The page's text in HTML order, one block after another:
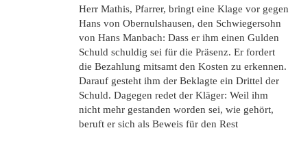
Herr Mathis, Pfarrer, bringt eine Klage vor gegen
Hans von Obernulshausen, den Schwiegersohn
von Hans Manbach: Dass er ihm einen Gulden
Schuld schuldig sei für die Präsenz. Er fordert
die Bezahlung mitsamt den Kosten zu erkennen.
Darauf gesteht ihm der Beklagte ein Drittel der
Schuld. Dagegen redet der Kläger: Weil ihm
nicht mehr gestanden worden sei, wie gehört,
beruft er sich als Beweis für den Rest